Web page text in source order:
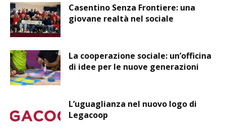
Casentino Senza Frontiere: una
giovane realtà nel sociale
La cooperazione sociale: un’officina
di idee per le nuove generazioni
L’uguaglianza nel nuovo logo di
Legacoop